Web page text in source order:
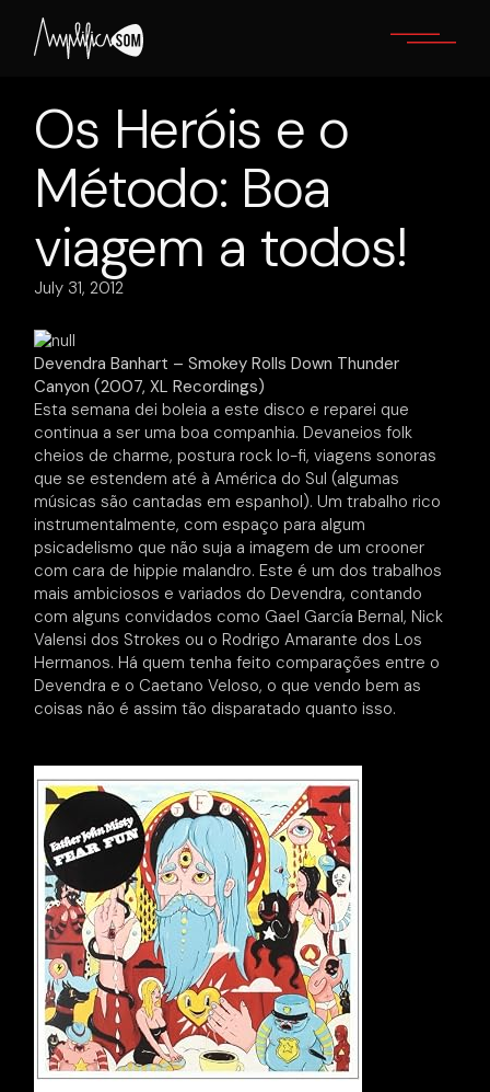
content
Os Heróis e o
Método: Boa
viagem a todos!
July 31, 2012
Devendra Banhart – Smokey Rolls Down Thunder
Canyon (2007, XL Recordings)
Esta semana dei boleia a este disco e reparei que
continua a ser uma boa companhia. Devaneios folk
cheios de charme, postura rock lo-fi, viagens sonoras
que se estendem até à América do Sul (algumas
músicas são cantadas em espanhol). Um trabalho rico
instrumentalmente, com espaço para algum
psicadelismo que não suja a imagem de um crooner
com cara de hippie malandro. Este é um dos trabalhos
mais ambiciosos e variados do Devendra, contando
com alguns convidados como Gael García Bernal, Nick
Valensi dos Strokes ou o Rodrigo Amarante dos Los
Hermanos. Há quem tenha feito comparações entre o
Devendra e o Caetano Veloso, o que vendo bem as
coisas não é assim tão disparatado quanto isso.